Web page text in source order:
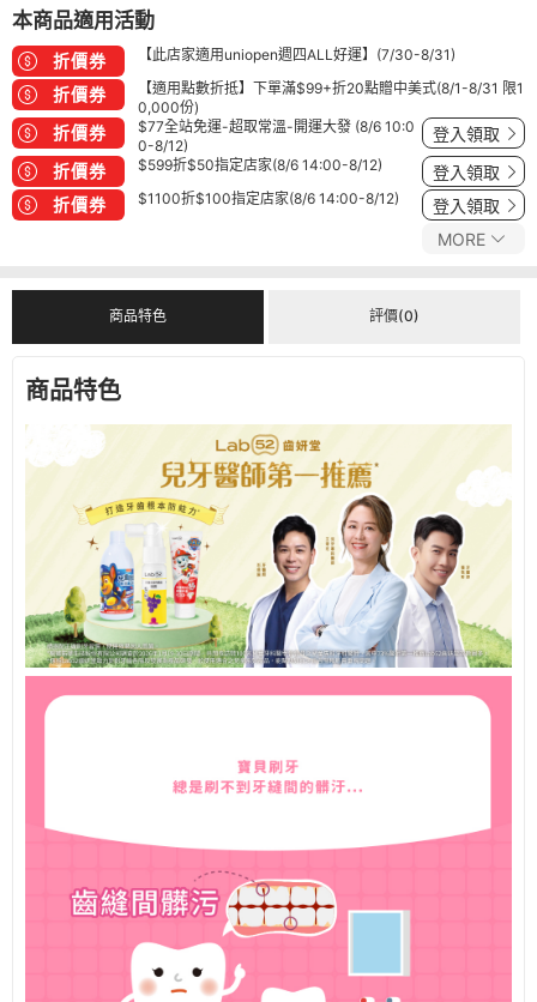
本商品適用活動
折價券 【此店家適用uniopen週四ALL好運】(7/30-8/31)
折價券
【適用點數折抵】下單滿$99+折20點贈中美式(8/1-8/31 限1
0,000份)
折價券
$77全站免運-超取常溫-開運大發 (8/6 10:0
0-8/12)
登入領取
折價券 $599折$50指定店家(8/6 14:00-8/12) 登入領取
折價券 $1100折$100指定店家(8/6 14:00-8/12) 登入領取
MORE
商品特色 評價(0)
商品特色